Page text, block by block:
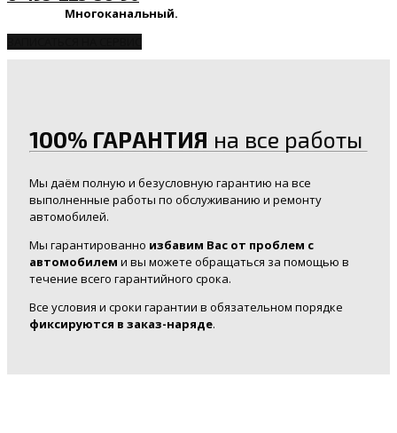
Многоканальный.
100% ГАРАНТИЯ на все работы
Мы даём полную и безусловную гарантию на все
выполненные работы по обслуживанию и ремонту
автомобилей.
Мы гарантированно избавим Вас от проблем с
автомобилем и вы можете обращаться за помощью в
течение всего гарантийного срока.
Все условия и сроки гарантии в обязательном порядке
фиксируются в заказ-наряде.